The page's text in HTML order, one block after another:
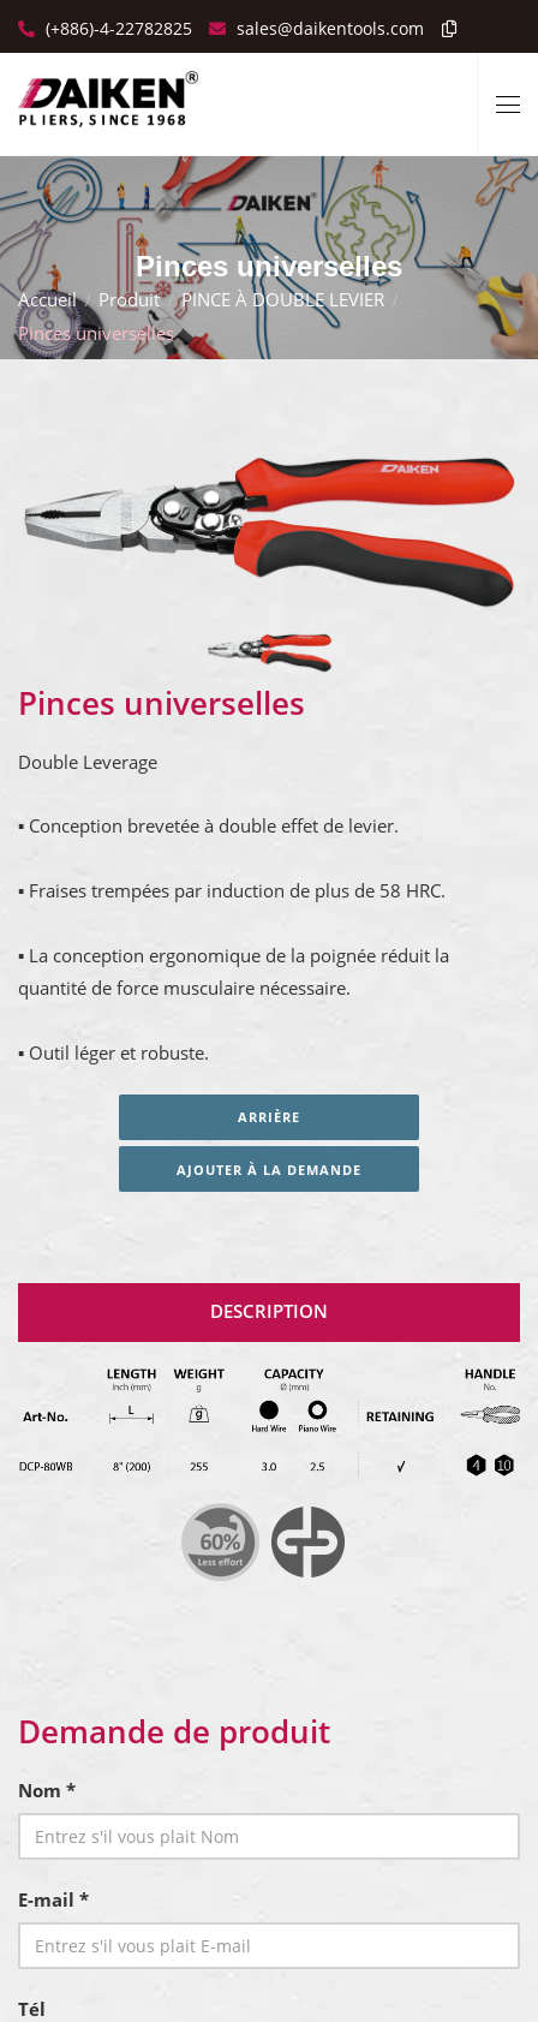
(+886)-4-22782825 sales@daikentools.com
Pinces universelles
Accueil Produit
PINCE À DOUBLE LEVIER
Pinces universelles
Pinces universelles
Double Leverage
▪ Conception brevetée à double effet de levier.
▪ Fraises trempées par induction de plus de 58 HRC.
▪ La conception ergonomique de la poignée réduit la
quantité de force musculaire nécessaire.
▪ Outil léger et robuste.
ARRIÈRE
AJOUTER À LA DEMANDE
DESCRIPTION
Demande de produit
Nom *
E-mail *
Tél